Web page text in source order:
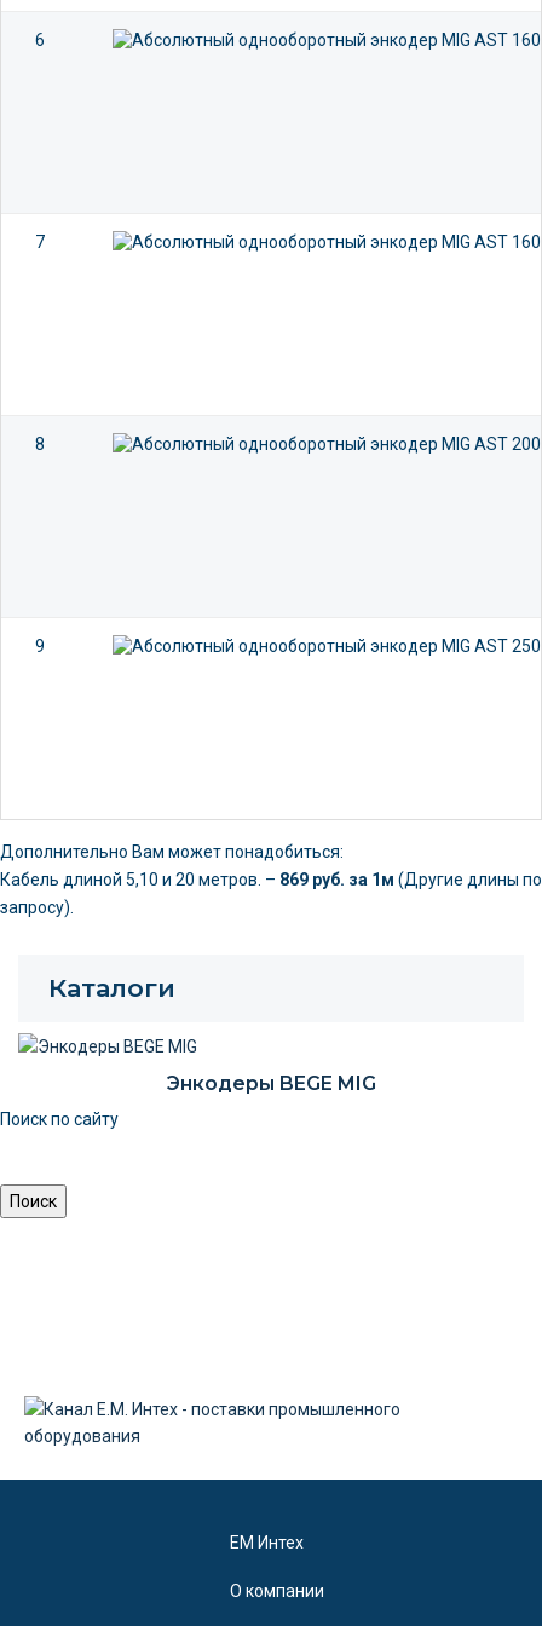
6
7
8
9
Дополнительно Вам может понадобиться:
Кабель длиной 5,10 и 20 метров. – 869 руб. за 1м (Другие длины по
запросу).
Каталоги
Энкодеры BEGE MIG
Поиск по сайту
EM Интех
О компании